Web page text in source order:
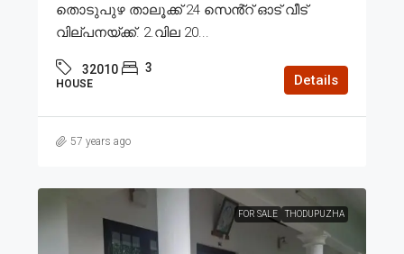
തൊടുപുഴ താലൂക്ക് 24 സെൻ്റ് ഓട് വീട്
വില്പനയ്ക്ക്. 2.വില 20...
32010 3
HOUSE Details
57 years ago
FOR SALE THODUPUZHA